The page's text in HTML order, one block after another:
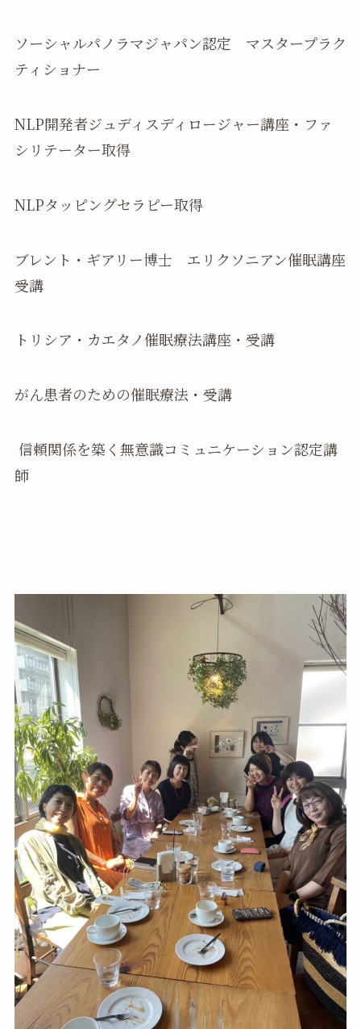
ソーシャルパノラマジャパン認定 マスタープラク
ティショナー
NLP開発者ジュディスディロージャー講座・ファ
シリテーター取得
NLPタッピングセラピー取得
ブレント・ギアリー博士 エリクソニアン催眠講座
受講
トリシア・カエタノ催眠療法講座・受講
がん患者のための催眠療法・受講
信頼関係を築く無意識コミュニケーション認定講
師